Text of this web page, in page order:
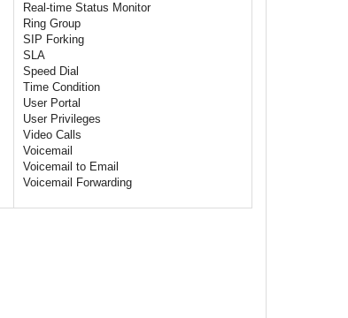
Real-time Status Monitor
Ring Group
SIP Forking
SLA
Speed Dial
Time Condition
User Portal
User Privileges
Video Calls
Voicemail
Voicemail to Email
Voicemail Forwarding